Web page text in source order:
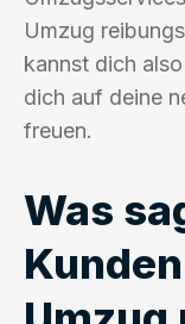
Umzug
kannst dich
dich auf deine
freuen.
Was